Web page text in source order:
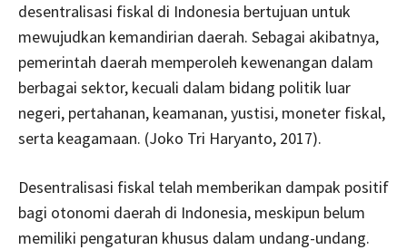
desentralisasi fiskal di Indonesia bertujuan untuk
mewujudkan kemandirian daerah. Sebagai akibatnya,
pemerintah daerah memperoleh kewenangan dalam
berbagai sektor, kecuali dalam bidang politik luar
negeri, pertahanan, keamanan, yustisi, moneter fiskal,
serta keagamaan. (Joko Tri Haryanto, 2017).
Desentralisasi fiskal telah memberikan dampak positif
bagi otonomi daerah di Indonesia, meskipun belum
memiliki pengaturan khusus dalam undang-undang.